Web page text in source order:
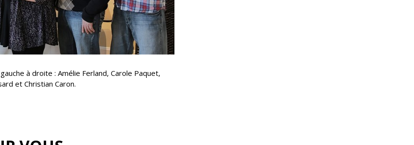
à droite : Amélie Ferland, Carole Paquet,
et Christian Caron.